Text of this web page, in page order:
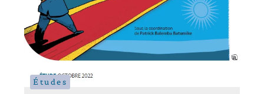
Études